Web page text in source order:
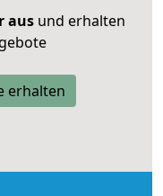
ausund erhalten
erhalten